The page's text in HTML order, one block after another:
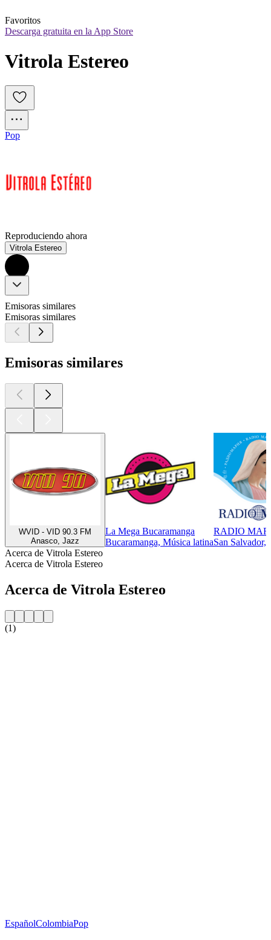
Favoritos
Descarga gratuita en la App Store
Vitrola Estereo
Pop
Reproduciendo ahora
Vitrola Estereo
Emisoras similares
Emisoras similares
Emisoras similares
WVID - VID 90.3 FM
Anasco, Jazz
La Mega Bucaramanga
Bucaramanga, Música latina
RADIO
San Salvador,
Acerca de Vitrola Estereo
Acerca de Vitrola Estereo
Acerca de Vitrola Estereo
(1)
EspañolColombiaPop